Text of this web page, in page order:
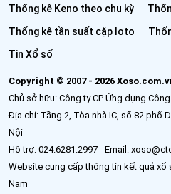
Hỗ trợ: 024.6281.2997 - Email:
Website cung cấp thông tin kết quả xổ
Một thành viên Xổ số kiến thiết Thủ đô.
Chính sách bảo mật và bảo vệ dữ liệu